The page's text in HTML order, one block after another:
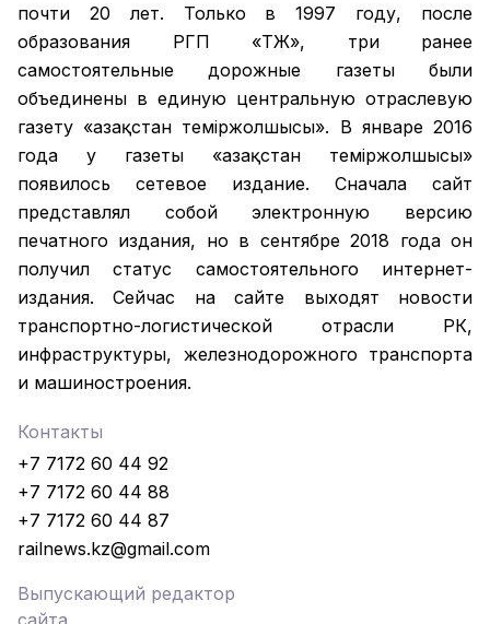
почти 20 лет. Только в 1997 году, после
образования РГП «ҚТЖ», три ранее
самостоятельные дорожные газеты были
объединены в единую центральную отраслевую
газету «Қазақстан темiржолшысы». В январе 2016
года у газеты «Қазақстан теміржолшысы»
появилось сетевое издание. Сначала сайт
представлял собой электронную версию
печатного издания, но в сентябре 2018 года он
получил статус самостоятельного интернет-
издания. Сейчас на сайте выходят новости
транспортно-логистической отрасли РК,
инфраструктуры, железнодорожного транспорта
и машиностроения.
Контакты
+7 7172 60 44 92
+7 7172 60 44 88
+7 7172 60 44 87
railnews.kz@gmail.com
Выпускающий редактор
сайта